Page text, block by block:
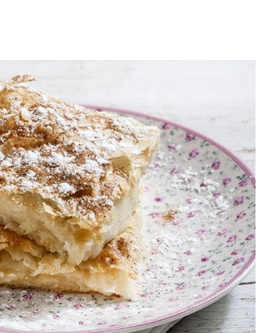
στο χρόνο, έχοντας μια μεγάλη
εκεί στη Βόρεια Ελλάδα. Στις μέρες
έδεσμα με φανατικούς
πλούσιο όσο και η γεύση της. Και
με κρέμα αποτελεί το
μπουγάτσαείναι οι πιο διάσημες
και σήμερα, τις παρασκευάζουν.
με κρέμα σπανάκι τυρί ή με κρέμα
γεύσεις ακόμα και με